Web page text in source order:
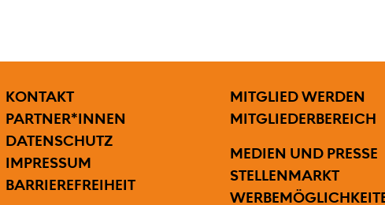
FUSSZEILENMENÜ
KONTAKT
PARTNER*INNEN
DATENSCHUTZ
IMPRESSUM
BARRIEREFREIHEIT
BENUTZERMENÜ
MITGLIED WERDEN
MITGLIEDERBEREICH
SECONDARY MENU
MEDIEN UND PRESSE
STELLENMARKT